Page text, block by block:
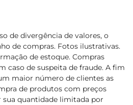
de divergência de valores, o
de compras. Fotos ilustrativas.
de estoque. Compras
caso de suspeita de fraude. A fim
maior número de clientes as
de produtos com preços
quantidade limitada por